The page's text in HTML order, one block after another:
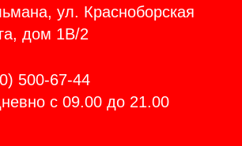
ул. Красноборская
дом 1В/2
500-67-44
с 09.00 до 21.00